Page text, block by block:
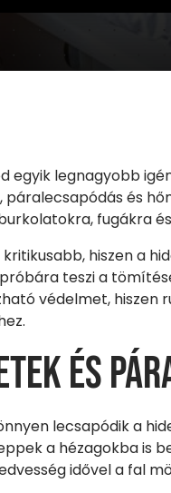
egyik legnagyobb
és
fugákra
hiszen a
teszi a
védelmet, hiszen
és
lecsapódik a
a hézagokba is
idővel a fal